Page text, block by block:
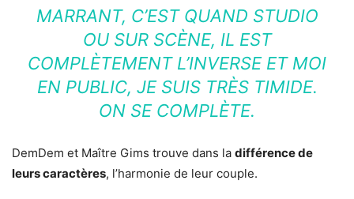
MARRANT, C’EST QUAND STUDIO
OU SUR SCÈNE, IL EST
COMPLÈTEMENT L’INVERSE ET MOI
EN PUBLIC, JE SUIS TRÈS TIMIDE.
ON SE COMPLÈTE.
DemDem et Maître Gims trouve dans la différence de
leurs caractères, l’harmonie de leur couple.